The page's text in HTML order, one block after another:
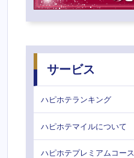
サービス
ハピホテランキング
ハピホテマイルについて
ハピホテプレミアムコース